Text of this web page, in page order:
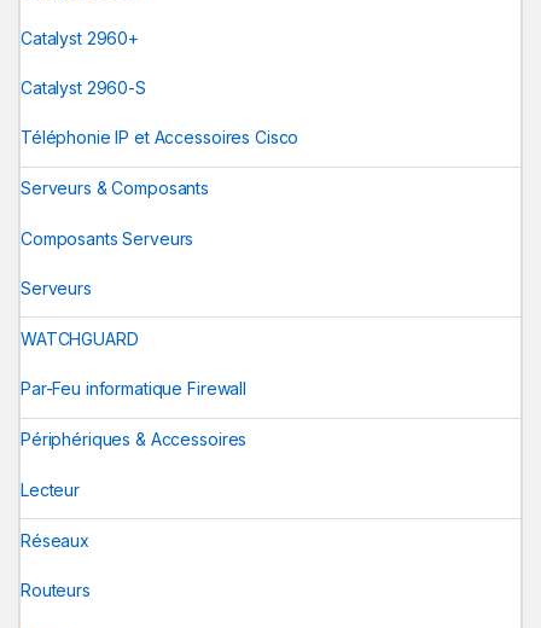
Catalyst 2960+
Catalyst 2960-S
Téléphonie IP et Accessoires Cisco
Serveurs & Composants
Composants Serveurs
Serveurs
WATCHGUARD
Par-Feu informatique Firewall
Périphériques & Accessoires
Lecteur
Réseaux
Routeurs